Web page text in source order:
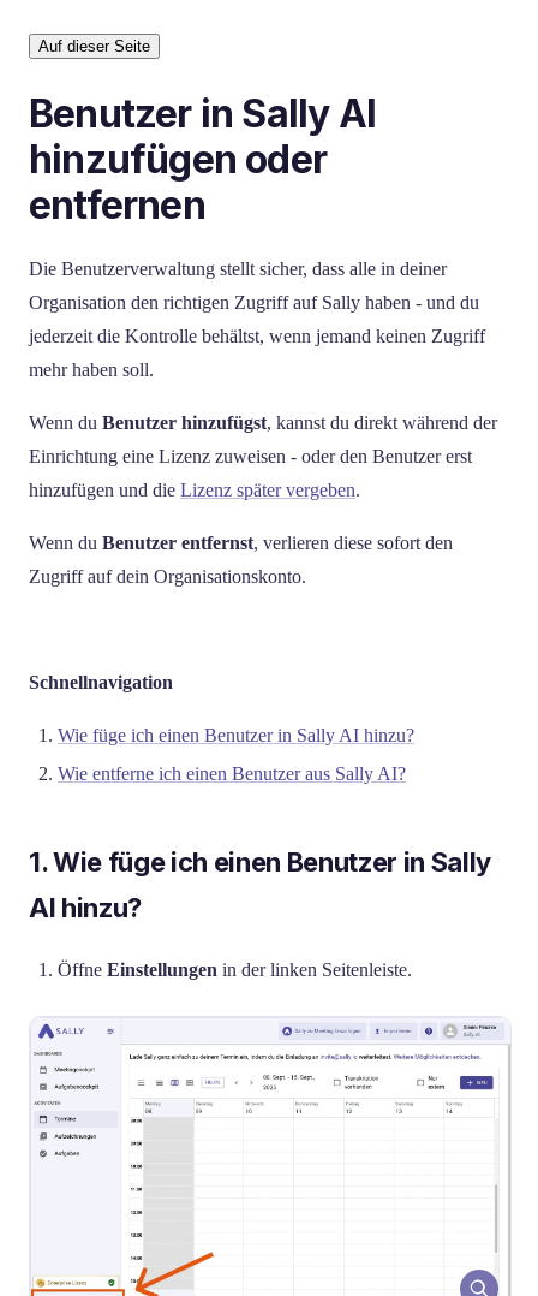
Auf dieser Seite
Benutzer in Sally AI
hinzufügen oder
entfernen
Die Benutzerverwaltung stellt sicher, dass alle in deiner
Organisation den richtigen Zugriff auf Sally haben - und du
jederzeit die Kontrolle behältst, wenn jemand keinen Zugriff
mehr haben soll.
Wenn du Benutzer hinzufügst, kannst du direkt während der
Einrichtung eine Lizenz zuweisen - oder den Benutzer erst
hinzufügen und die Lizenz später vergeben.
Wenn du Benutzer entfernst, verlieren diese sofort den
Zugriff auf dein Organisationskonto.
Schnellnavigation
Wie füge ich einen Benutzer in Sally AI hinzu?
Wie entferne ich einen Benutzer aus Sally AI?
1. Wie füge ich einen Benutzer in Sally
AI hinzu?
Öffne Einstellungen in der linken Seitenleiste.